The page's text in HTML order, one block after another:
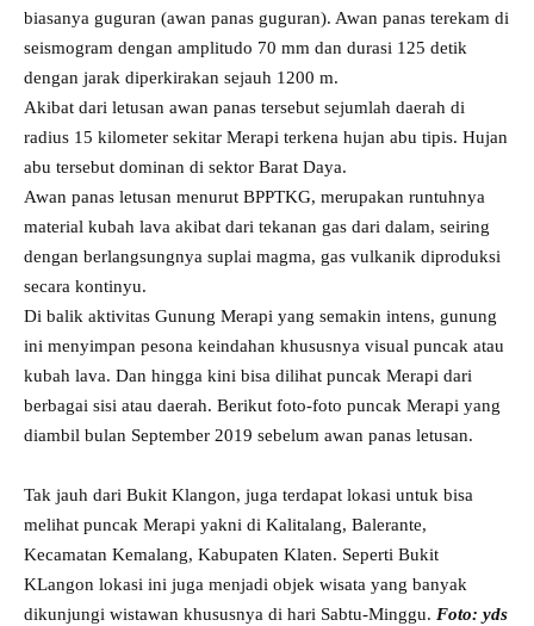
biasanya guguran (awan panas guguran). Awan panas terekam di
seismogram dengan amplitudo 70 mm dan durasi 125 detik
dengan jarak diperkirakan sejauh 1200 m.
Akibat dari letusan awan panas tersebut sejumlah daerah di
radius 15 kilometer sekitar Merapi terkena hujan abu tipis. Hujan
abu tersebut dominan di sektor Barat Daya.
Awan panas letusan menurut BPPTKG, merupakan runtuhnya
material kubah lava akibat dari tekanan gas dari dalam, seiring
dengan berlangsungnya suplai magma, gas vulkanik diproduksi
secara kontinyu.
Di balik aktivitas Gunung Merapi yang semakin intens, gunung
ini menyimpan pesona keindahan khususnya visual puncak atau
kubah lava. Dan hingga kini bisa dilihat puncak Merapi dari
berbagai sisi atau daerah. Berikut foto-foto puncak Merapi yang
diambil bulan September 2019 sebelum awan panas letusan.
Tak jauh dari Bukit Klangon, juga terdapat lokasi untuk bisa
melihat puncak Merapi yakni di Kalitalang, Balerante,
Kecamatan Kemalang, Kabupaten Klaten. Seperti Bukit
KLangon lokasi ini juga menjadi objek wisata yang banyak
dikunjungi wistawan khususnya di hari Sabtu-Minggu. Foto: yds